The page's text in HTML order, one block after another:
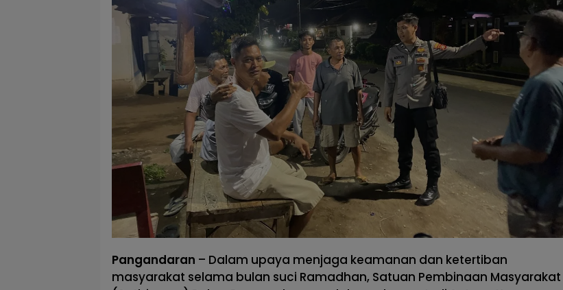
Pangandaran – Dalam upaya menjaga keamanan dan ketertiban
masyarakat selama bulan suci Ramadhan, Satuan Pembinaan Masyarakat